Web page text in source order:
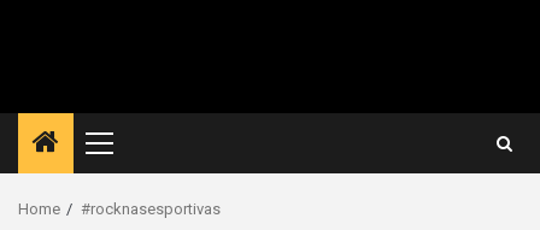
Primary
Menu
Home #rocknasesportivas